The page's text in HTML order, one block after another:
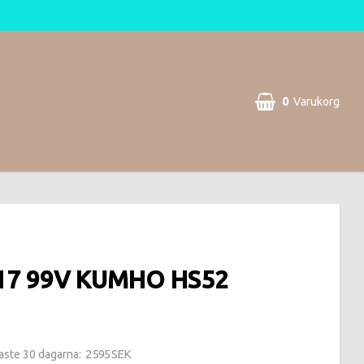
0 Varukorg
99V KUMHO HS52
30 dagarna 2 595 SEK